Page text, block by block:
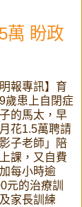
萬 盼政
明報專訊】育
歲患上自閉症
的馬太，早
花1.5萬聘請
影子老師」陪
課，又自費
每小時逾
元的治療訓
家長訓練